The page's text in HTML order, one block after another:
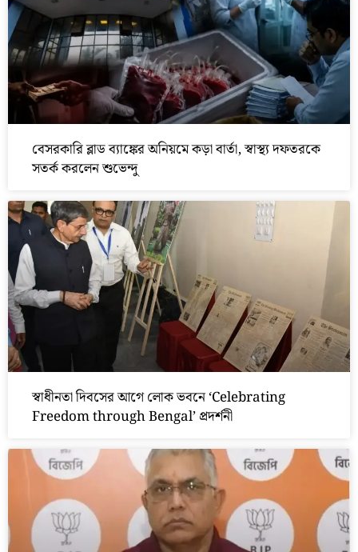
বেসরকারি ব্লাড ব্যাঙ্কের অনিয়মে কড়া বার্তা, স্বাস্থ্য দফতরকে
সতর্ক করলেন শুভেন্দু
স্বাধীনতা দিবসের আগে লোক ভবনে ‘Celebrating
Freedom through Bengal’ প্রদর্শনী